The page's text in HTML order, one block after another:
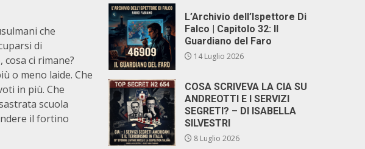
che
di
ci rimane?
o meno laide. Che
in più. Che
scuola
il fortino
L’Archivio dell’Ispettore Di
Falco | Capitolo 32: Il
Guardiano del Faro
14 Luglio 2026
COSA SCRIVEVA LA CIA SU
ANDREOTTI E I SERVIZI
SEGRETI? – DI ISABELLA
SILVESTRI
8 Luglio 2026